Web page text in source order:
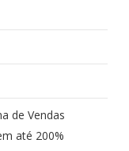
de Vendas
até 200%